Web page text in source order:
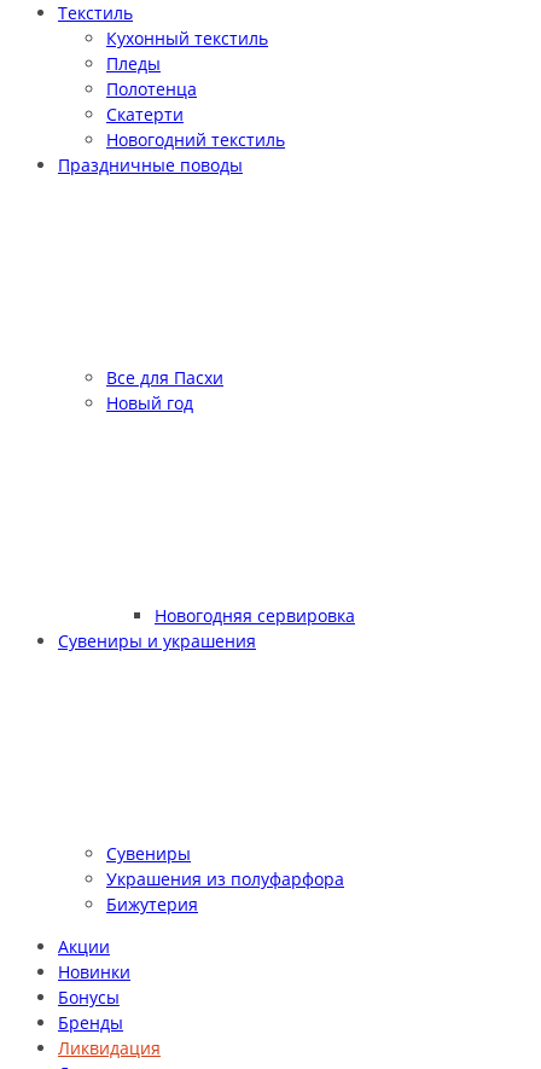
Текстиль
Кухонный текстиль
Пледы
Полотенца
Скатерти
Новогодний текстиль
Праздничные поводы
Все для Пасхи
Новый год
Новогодняя сервировка
Сувениры и украшения
Сувениры
Украшения из полуфарфора
Бижутерия
Акции
Новинки
Бонусы
Бренды
Ликвидация